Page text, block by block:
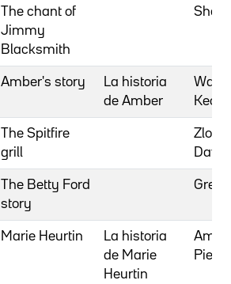
The chant of
Jimmy
Blacksmith
Amber's story
La historia
de Amber
Keoni
The Spitfire
grill
David
The Betty Ford
story
Marie Heurtin
La historia
de Marie
Heurtin
Pierre